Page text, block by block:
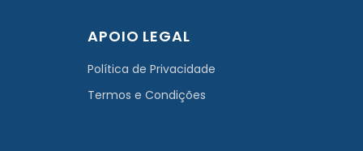
APOIO LEGAL
Política de Privacidade
Termos e Condições